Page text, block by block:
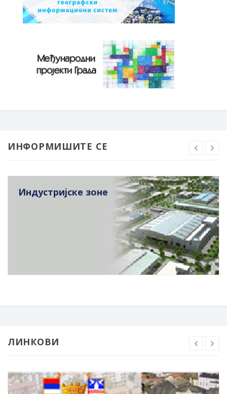
ИНФОРМИШИТЕ СЕ
Индустријске зоне
ЛИНКОВИ